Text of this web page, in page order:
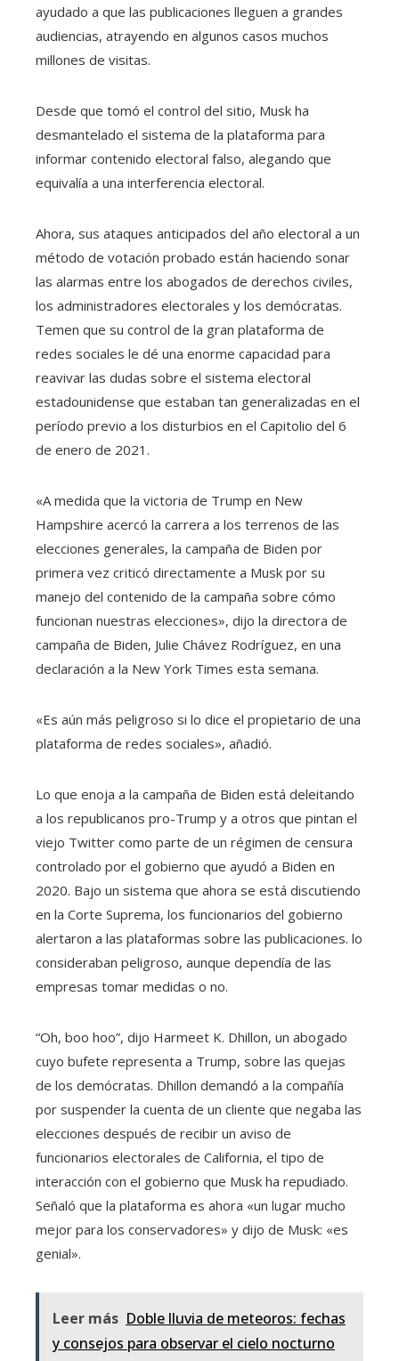
ayudado a que las publicaciones lleguen a grandes
audiencias, atrayendo en algunos casos muchos
millones de visitas.
Desde que tomó el control del sitio, Musk ha
desmantelado el sistema de la plataforma para
informar contenido electoral falso, alegando que
equivalía a una interferencia electoral.
Ahora, sus ataques anticipados del año electoral a un
método de votación probado están haciendo sonar
las alarmas entre los abogados de derechos civiles,
los administradores electorales y los demócratas.
Temen que su control de la gran plataforma de
redes sociales le dé una enorme capacidad para
reavivar las dudas sobre el sistema electoral
estadounidense que estaban tan generalizadas en el
período previo a los disturbios en el Capitolio del 6
de enero de 2021.
«A medida que la victoria de Trump en New
Hampshire acercó la carrera a los terrenos de las
elecciones generales, la campaña de Biden por
primera vez criticó directamente a Musk por su
manejo del contenido de la campaña sobre cómo
funcionan nuestras elecciones», dijo la directora de
campaña de Biden, Julie Chávez Rodríguez, en una
declaración a la New York Times esta semana.
«Es aún más peligroso si lo dice el propietario de una
plataforma de redes sociales», añadió.
Lo que enoja a la campaña de Biden está deleitando
a los republicanos pro-Trump y a otros que pintan el
viejo Twitter como parte de un régimen de censura
controlado por el gobierno que ayudó a Biden en
2020. Bajo un sistema que ahora se está discutiendo
en la Corte Suprema, los funcionarios del gobierno
alertaron a las plataformas sobre las publicaciones. lo
consideraban peligroso, aunque dependía de las
empresas tomar medidas o no.
“Oh, boo hoo”, dijo Harmeet K. Dhillon, un abogado
cuyo bufete representa a Trump, sobre las quejas
de los demócratas. Dhillon demandó a la compañía
por suspender la cuenta de un cliente que negaba las
elecciones después de recibir un aviso de
funcionarios electorales de California, el tipo de
interacción con el gobierno que Musk ha repudiado.
Señaló que la plataforma es ahora «un lugar mucho
mejor para los conservadores» y dijo de Musk: «es
genial».
Leer más Doble lluvia de meteoros: fechas
y consejos para observar el cielo nocturno